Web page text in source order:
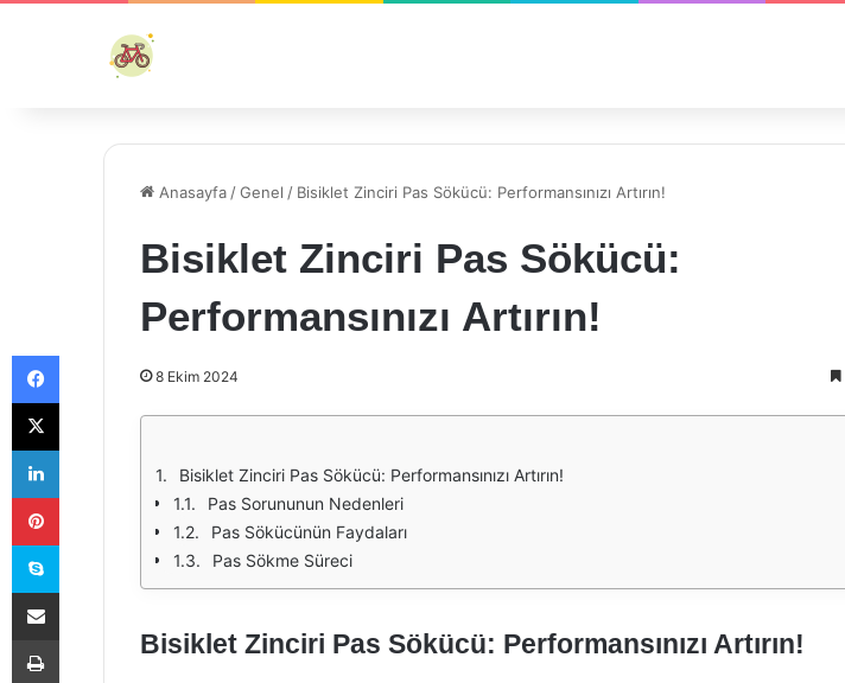
Anasayfa /Genel / Bisiklet Zinciri Pas Sökücü: Performansınızı Artırın!
Bisiklet Zinciri Pas Sökücü:
Performansınızı Artırın!
8 Ekim 2024
Bisiklet Zinciri Pas Sökücü: Performansınızı Artırın!
Pas Sorununun Nedenleri
Pas Sökücünün Faydaları
Pas Sökme Süreci
Bisiklet Zinciri Pas Sökücü: Performansınızı Artırın!
Facebook
X
LinkedIn
Pinterest
Skype
E-Posta ile paylaş